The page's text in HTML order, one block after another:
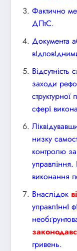
Фактично
ДПтС.
Документа
заходи
сфері
низку
контролю
виконання
Внаслідок
управлінні
гривень.